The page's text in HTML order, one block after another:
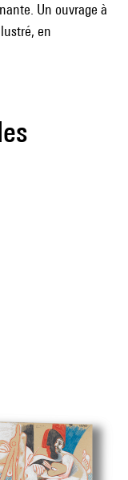
Un ouvrage à
en